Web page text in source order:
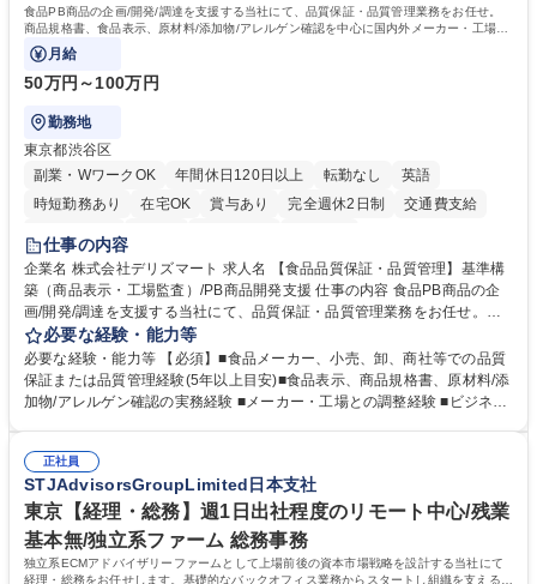
食品PB商品の企画/開発/調達を支援する当社にて、品質保証・品質管理業務をお任せ。
商品規格書、食品表示、原材料/添加物/アレルゲン確認を中心に国内外メーカー・工場の
品質基準整備から発売後対応まで担います。
月給
50万円～100万円
勤務地
東京都渋谷区
副業・WワークOK
年間休日120日以上 転勤なし
英語
時短勤務あり
在宅OK 賞与あり 完全週休2日制
交通費支給
駅近5分以内
仕事の内容
企業名 株式会社デリズマート 求人名 【食品品質保証・品質管理】基準構
築（商品表示・工場監査）/PB商品開発支援 仕事の内容 食品PB商品の企
画/開発/調達を支援する当社にて、品質保証・品質管理業務をお任せ。商
品規格書、食品表示、原材料/添加物/アレルゲン確認を中心に国内外メー
カー・工場の品質基準整備から発売後対応まで担います。 【詳細】 ■商品
規格書、一括表示、栄養成分、原材料・添加物・アレルゲンの確認 ■メー
カーへの修正指示・承認管理 ■国内外工場の監査、製造立会い、改善指導
企業への品質報告・問い合わせ対応 ■商品開発、物流、営業との連携 ※業
務内容の変更の範囲：当社業務全般 募集職種 【食品品質保証・品質管
理】基準構築（商品表示・工場監査）/PB商品開発支援
必要な経験・能力等
必要な経験・能力等 【必須】■食品メーカー、小売、卸、商社等での品質
保証または品質管理経験(5年以上目安)■食品表示、商品規格書、原材料/添
加物/アレルゲン確認の実務経験 ■メーカー・工場との調整経験 ■ビジネス
FS規格の内部監査員研修修了 ■TOEIC700点以上の英語力やビジネス上で
中国語での商談が可能な方 学歴・資格 学歴：大学院 大学 語学力： 資格：
正社員
STJAdvisorsGroupLimited日本支社
東京【経理・総務】週1日出社程度のリモート中心/残業
基本無/独立系ファーム 総務事務
独立系ECMアドバイザリーファームとして上場前後の資本市場戦略を設計する当社にて
経理・総務をお任せします。基礎的なバックオフィス業務からスタートし組織を支える専